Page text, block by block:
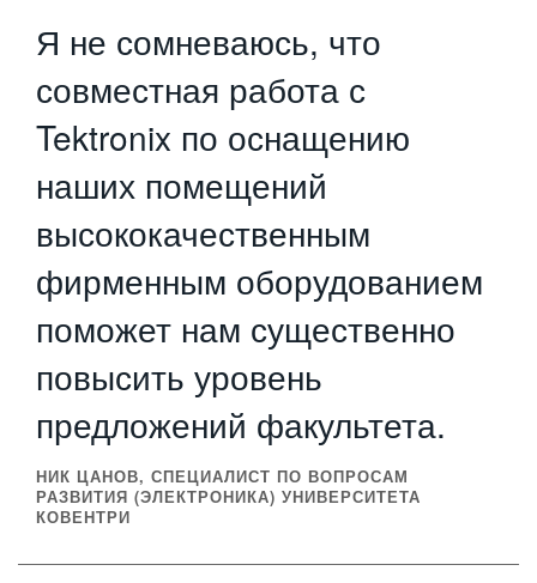
Я не сомневаюсь, что
совместная работа с
Tektronix по оснащению
наших помещений
высококачественным
фирменным оборудованием
поможет нам существенно
повысить уровень
предложений факультета.
НИК ЦАНОВ, СПЕЦИАЛИСТ ПО ВОПРОСАМ
РАЗВИТИЯ (ЭЛЕКТРОНИКА) УНИВЕРСИТЕТА
КОВЕНТРИ